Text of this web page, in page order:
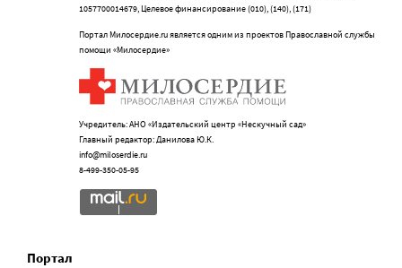
1057700014679, Целевое финансирование (010), (140), (171)
Портал Милосердие.ru является одним из проектов Православной службы
помощи «Милосердие»
Учредитель: АНО «Издательский центр «Нескучный сад»
Главный редактор: Данилова Ю.К.
info@miloserdie.ru
8-499-350-05-95
Портал